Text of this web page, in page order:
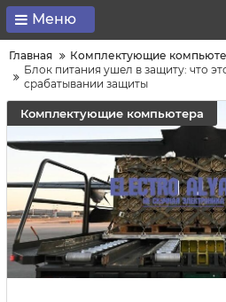
Меню
Главная
Комплектующие
Блок питания ушел в защиту: что
срабатывании защиты
Комплектующие компьютера